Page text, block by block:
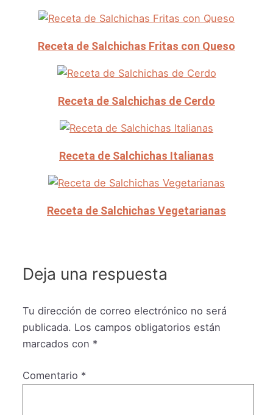
Receta de Salchichas Fritas con Queso
Receta de Salchichas de Cerdo
Receta de Salchichas Italianas
Receta de Salchichas Vegetarianas
Deja una respuesta
Tu dirección de correo electrónico no será
publicada. Los campos obligatorios están
marcados con *
Comentario *